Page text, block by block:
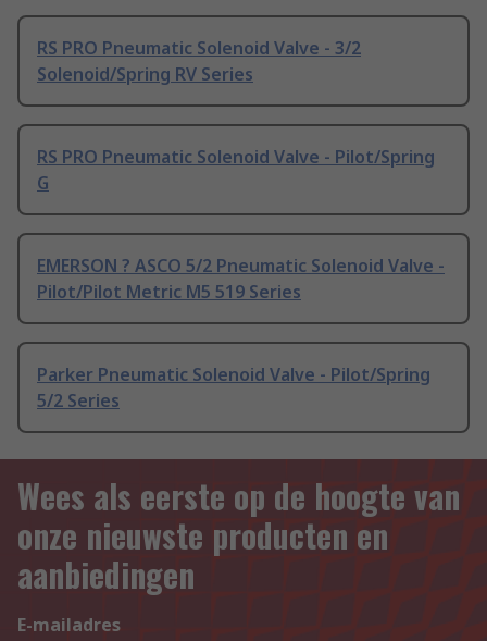
RS PRO Pneumatic Solenoid Valve - 3/2
Solenoid/Spring RV Series
RS PRO Pneumatic Solenoid Valve - Pilot/Spring
G
EMERSON ? ASCO 5/2 Pneumatic Solenoid Valve -
Pilot/Pilot Metric M5 519 Series
Parker Pneumatic Solenoid Valve - Pilot/Spring
5/2 Series
Wees als eerste op de hoogte van
onze nieuwste producten en
aanbiedingen
E-mailadres